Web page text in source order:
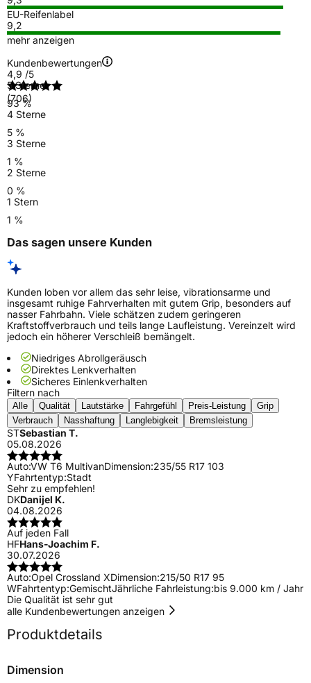
EU-Reifenlabel
9,2
mehr anzeigen
Kundenbewertungen
4,9 /5
(706)
5 Sterne
93 %
4 Sterne
5 %
3 Sterne
1 %
2 Sterne
0 %
1 Stern
1 %
Das sagen unsere Kunden
Kunden loben vor allem das sehr leise, vibrationsarme und
insgesamt ruhige Fahrverhalten mit gutem Grip, besonders auf
nasser Fahrbahn. Viele schätzen zudem geringeren
Kraftstoffverbrauch und teils lange Laufleistung. Vereinzelt wird
jedoch ein höherer Verschleiß bemängelt.
Niedriges Abrollgeräusch
Direktes Lenkverhalten
Sicheres Einlenkverhalten
Filtern nach
Alle Qualität Lautstärke Fahrgefühl Preis-Leistung
Grip
Verbrauch
Nasshaftung Langlebigkeit Bremsleistung
STSebastian T.
05.08.2026
Auto:VW T6 MultivanDimension:235/55 R17 103
YFahrtentyp:Stadt
Sehr zu empfehlen!
DKDanijel K.
04.08.2026
Auf jeden Fall
HFHans-Joachim F.
30.07.2026
Auto:Opel Crossland XDimension:215/50 R17 95
WFahrtentyp:GemischtJährliche Fahrleistung:bis 9.000 km / Jahr
Die Qualität ist sehr gut
alle Kundenbewertungen anzeigen
Produktdetails
Dimension